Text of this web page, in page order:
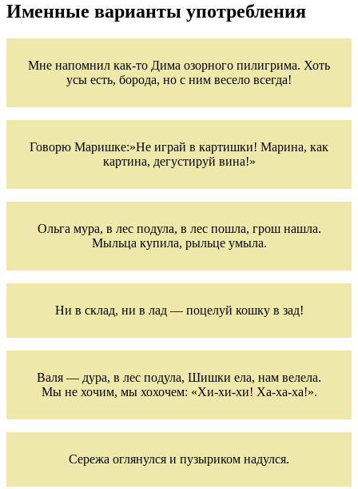
Именные варианты употребления
Мне напомнил как-то Дима озорного пилигрима. Хоть
усы есть, борода, но с ним весело всегда!
Говорю Маришке:»Не играй в картишки! Марина, как
картина, дегустируй вина!»
Ольга мура, в лес подула, в лес пошла, грош нашла.
Мыльца купила, рыльце умыла.
Ни в склад, ни в лад — поцелуй кошку в зад!
Валя — дура, в лес подула, Шишки ела, нам велела.
Мы не хочим, мы хохочем: «Хи-хи-хи! Ха-ха-ха!».
Сережа оглянулся и пузыриком надулся.